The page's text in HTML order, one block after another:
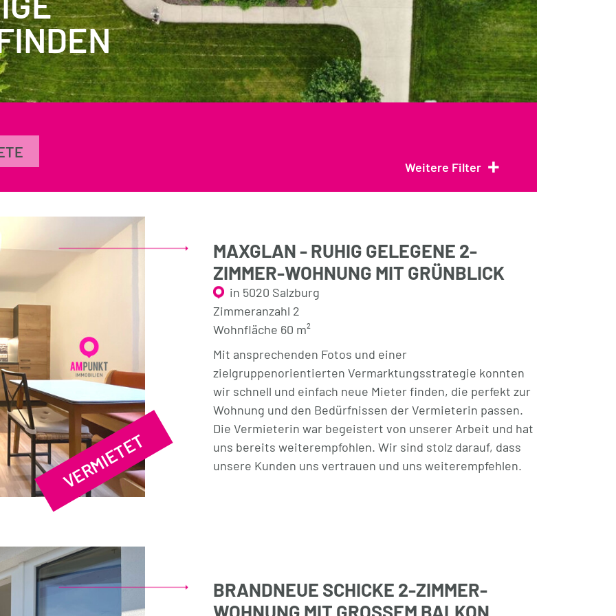
Weitere Filter +
VERMIETET
MAXGLAN - RUHIG GELEGENE 2-
ZIMMER-WOHNUNG MIT GRÜNBLICK
in 5020 Salzburg
Zimmeranzahl 2
Wohnfläche 60 m²
Mit ansprechenden Fotos und einer
zielgruppenorientierten Vermarktungsstrategie konnten
wir schnell und einfach neue Mieter finden, die perfekt zur
Wohnung und den Bedürfnissen der Vermieterin passen.
Die Vermieterin war begeistert von unserer Arbeit und hat
uns bereits weiterempfohlen. Wir sind stolz darauf, dass
unsere Kunden uns vertrauen und uns weiterempfehlen.
BRANDNEUE SCHICKE 2-ZIMMER-
WOHNUNG MIT GROSSEM BALKON